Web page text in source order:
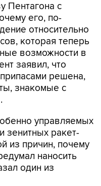
Пентагона с
его, по-
относительно
которая теперь
возможности в
заявил, что
решена,
знакомые с
управляемых
зенитных ракет-
из причин, почему
наносить
один из